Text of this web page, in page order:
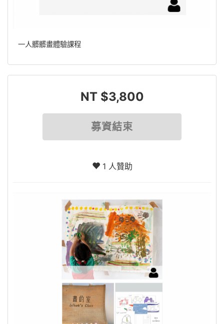
一人髒髒畫體驗課程
NT $3,800
募資結束
1 人贊助